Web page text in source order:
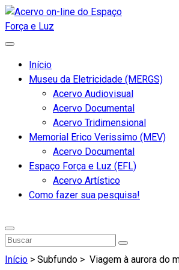
Início
Museu da Eletricidade (MERGS)
Acervo Audiovisual
Acervo Documental
Acervo Tridimensional
Memorial Erico Verissimo (MEV)
Acervo Documental
Espaço Força e Luz (EFL)
Acervo Artístico
Como fazer sua pesquisa!
Início > Subfundo > Viagem à aurora do